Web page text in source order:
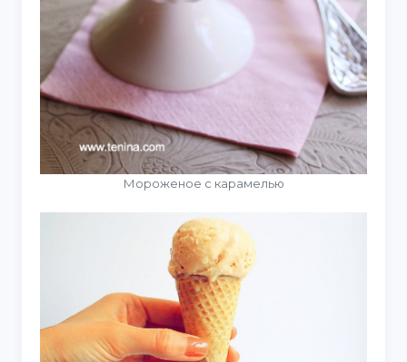
Мороженое с карамелью